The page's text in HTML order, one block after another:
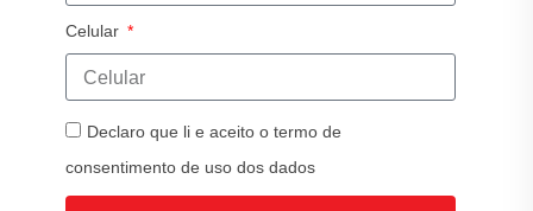
Celular
Declaro que li e aceito o termo de
consentimento de uso dos dados